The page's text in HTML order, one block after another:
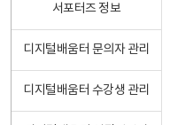
서포터즈 정보
디지털배움터 문의자 관리
디지털배움터 수강생 관리